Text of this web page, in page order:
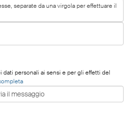
personali ai sensi e per gli effetti del